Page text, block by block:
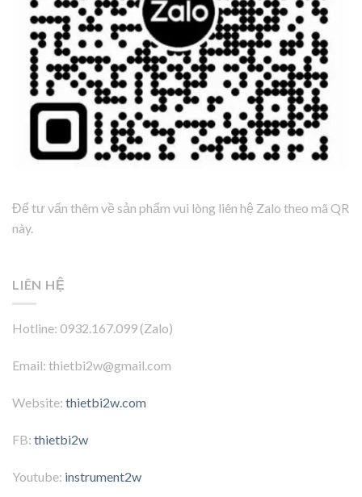
Để tư vấn thêm về sản phẩm vui lòng liên hệ Zalo theo mã QR
này.
LIÊN HỆ
Hotline: 0932.167.099 (Zalo)
Email: thietbi2w@gmail.com
Website: thietbi2w.com
FB: thietbi2w
Youtube: instrument2w